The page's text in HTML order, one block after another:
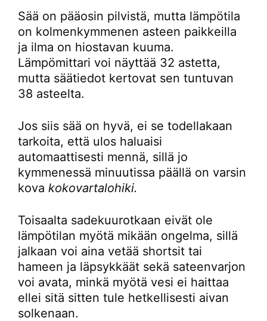
Sää on pääosin pilvistä, mutta lämpötila
on kolmenkymmenen asteen paikkeilla
ja ilma on hiostavan kuuma.
Lämpömittari voi näyttää 32 astetta,
mutta säätiedot kertovat sen tuntuvan
38 asteelta.
Jos siis sää on hyvä, ei se todellakaan
tarkoita, että ulos haluaisi
automaattisesti mennä, sillä jo
kymmenessä minuutissa päällä on varsin
kova kokovartalohiki.
Toisaalta sadekuurotkaan eivät ole
lämpötilan myötä mikään ongelma, sillä
jalkaan voi aina vetää shortsit tai
hameen ja läpsykkäät sekä sateenvarjon
voi avata, minkä myötä vesi ei haittaa
ellei sitä sitten tule hetkellisesti aivan
solkenaan.